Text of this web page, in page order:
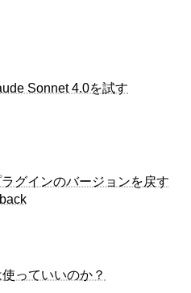
Sonnet 4.0を試す
グインのバージョンを戻す
っていいのか？